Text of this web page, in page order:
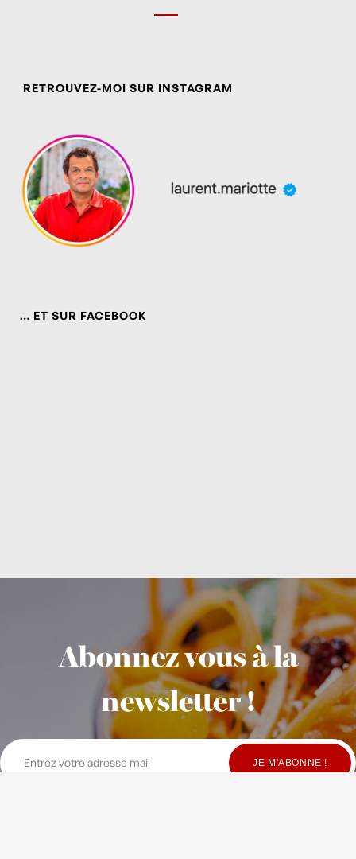
RETROUVEZ-MOI SUR INSTAGRAM
… ET SUR FACEBOOK
Abonnez vous à la
newsletter !